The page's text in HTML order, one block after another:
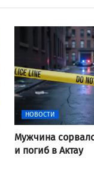
НОВОСТИ
Мужчина
и погиб в Актау